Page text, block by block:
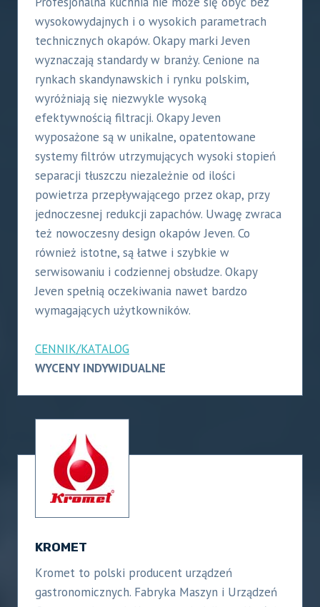
wysokowydajnych i o wysokich parametrach
technicznych okapów. Okapy marki Jeven
wyznaczają standardy w branży. Cenione na
rynkach skandynawskich i rynku polskim,
wyróżniają się niezwykle wysoką
efektywnością filtracji. Okapy Jeven
wyposażone są w unikalne, opatentowane
systemy filtrów utrzymujących wysoki stopień
separacji tłuszczu niezależnie od ilości
powietrza przepływającego przez okap, przy
jednoczesnej redukcji zapachów. Uwagę zwraca
też nowoczesny design okapów Jeven. Co
również istotne, są łatwe i szybkie w
serwisowaniu i codziennej obsłudze. Okapy
Jeven spełnią oczekiwania nawet bardzo
wymagających użytkowników.
CENNIK/KATALOG
WYCENY INDYWIDUALNE
KROMET
Kromet to polski producent urządzeń
gastronomicznych. Fabryka Maszyn i Urządzeń